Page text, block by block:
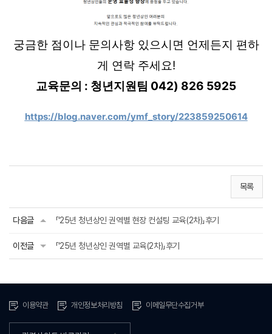
궁금한 점이나 문의사항 있으시면 언제든지 편하
게 연락 주세요!
교육문의 : 청년지원팀 042) 826 5925
https://blog.naver.com/ymf_story/223859250614
목록
다음글 「'25년 청년상인 권역별 현장 컨설팅 교육(2차)」후기
이전글 「'25년 청년상인 권역별 교육(2차)」후기
이용약관 개인정보처리방침 이메일무단수집거부